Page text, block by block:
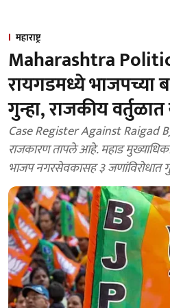
महाराष्ट्र
Maharashtra
रायगडमध्ये भाजपच्या
गुन्हा, राजकीय
Case Register Against Raigad
राजकारण तापले आहे. महाड
भाजप नगरसेवकासह ३ जणांविरोधात